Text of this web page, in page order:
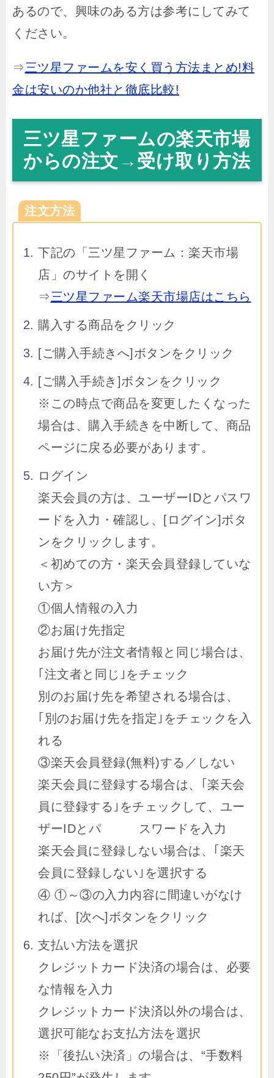
あるので、興味のある方は参考にしてみて
ください。
⇒三ツ星ファームを安く買う方法まとめ!料
金は安いのか他社と徹底比較!
三ツ星ファームの楽天市場
からの注文→受け取り方法
注文方法
下記の「三ツ星ファーム：楽天市場
店」のサイトを開く
⇒三ツ星ファーム楽天市場店はこちら
購入する商品をクリック
[ご購入手続きへ]ボタンをクリック
[ご購入手続き]ボタンをクリック
※この時点で商品を変更したくなった
場合は、購入手続きを中断して、商品
ページに戻る必要があります。
ログイン
楽天会員の方は、ユーザーIDとパスワ
ードを入力・確認し、[ログイン]ボタ
ンをクリックします。
＜初めての方・楽天会員登録していな
い方＞
①個人情報の入力
②お届け先指定
お届け先が注文者情報と同じ場合は、
｢注文者と同じ｣をチェック
別のお届け先を希望される場合は、
｢別のお届け先を指定｣をチェックを入
れる
③楽天会員登録(無料)する／しない
楽天会員に登録する場合は、｢楽天会
員に登録する｣をチェックして、ユー
ザーIDとパ スワードを入力
楽天会員に登録しない場合は、｢楽天
会員に登録しない｣を選択する
④ ①～③の入力内容に間違いがなけ
れば、[次へ]ボタンをクリック
支払い方法を選択
クレジットカード決済の場合は、必要
な情報を入力
クレジットカード決済以外の場合は、
選択可能なお支払方法を選択
※「後払い決済」の場合は、“手数料